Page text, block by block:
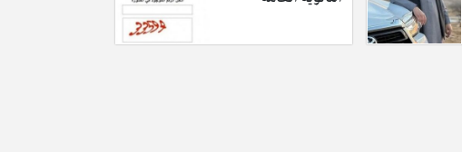
ثم تسجل وتملأ الاستمارة، وتقدم السيرة الذاتية